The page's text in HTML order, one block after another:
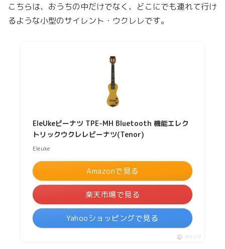
こちらは、おうちの中だけでなく、どこにでも連れて行け
るような小型のサイレント・ウクレレです。
EleUkeピーナツ TPE-MH Bluetooth 機能エレク
トリックウクレレピーナツ(Tenor)
Eleuke
Amazonで見る
楽天市場で見る
Yahooショッピングで見る
ポチップ